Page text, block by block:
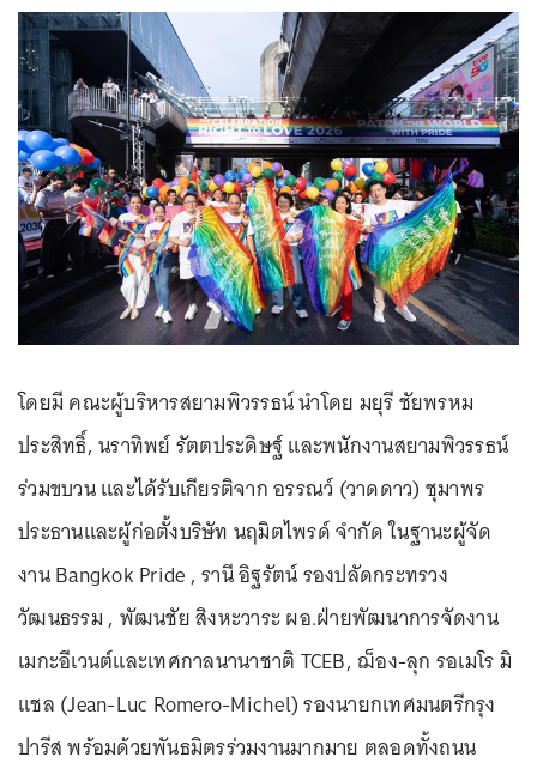
โดยมี คณะผู้บริหารสยามพิวรรธน์ นำโดย มยุรี ชัยพรหม
ประสิทธิ์, นราทิพย์ รัตตประดิษฐ์ และพนักงานสยามพิวรรธน์
ร่วมขบวน และได้รับเกียรติจาก อรรณว์ (วาดดาว) ชุมาพร
ประธานและผู้ก่อตั้งบริษัท นฤมิตไพรด์ จำกัด ในฐานะผู้จัด
งาน Bangkok Pride , รานี อิฐรัตน์ รองปลัดกระทรวง
วัฒนธรรม , พัฒนชัย สิงหะวาระ ผอ.ฝ่ายพัฒนาการจัดงาน
เมกะอีเวนต์และเทศกาลนานาชาติ TCEB, ฌ็อง-ลุก รอเมโร มิ
แชล (Jean-Luc Romero-Michel) รองนายกเทศมนตรีกรุง
ปารีส พร้อมด้วยพันธมิตรร่วมงานมากมาย ตลอดทั้งถนน